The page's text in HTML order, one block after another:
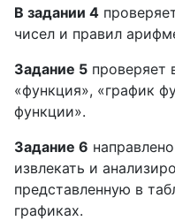
В задании 4
чисел и правил
Задание 5 проверяет
«функция», «график
функции».
Задание 6
извлекать и
представленную в
графиках.